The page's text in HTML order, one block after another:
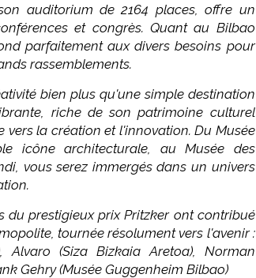
auditorium de 2164 places, offre un
et congrès. Quant au Bilbao
parfaitement aux divers besoins pour
rassemblements.
bien plus qu'une simple destination
riche de son patrimoine culturel
vers la création et l'innovation. Du Musée
icône architecturale, au Musée des
vous serez immergés dans un univers
du prestigieux prix Pritzker ont contribué
tournée résolument vers l'avenir :
Alvaro (Siza Bizkaia Aretoa), Norman
Gehry (Musée Guggenheim Bilbao)